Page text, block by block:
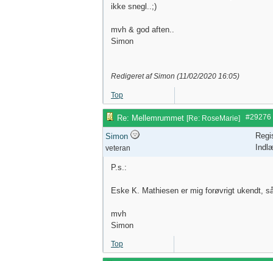
ikke snegl..;)
mvh & god aften..
Simon
Redigeret af Simon (11/02/2020 16:05)
Top
#29276
Re: Mellemrummet [Re: RoseMarie]
Simon
veteran
P.s.:
Eske K. Mathiesen er mig forøvrigt ukendt,
mvh
Simon
Top